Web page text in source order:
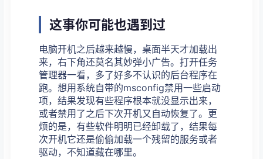
这事你可能也遇到过
电脑开机之后越来越慢，桌面半天才加载出
来，右下角还莫名其妙弹小广告。打开任务
管理器一看，多了好多不认识的后台程序在
跑。想用系统自带的msconfig禁用一些启动
项，结果发现有些程序根本就没显示出来，
或者禁用了之后下次开机又自动恢复了。更
烦的是，有些软件明明已经卸载了，结果每
次开机它还是偷偷加载一个残留的服务或者
驱动，不知道藏在哪里。